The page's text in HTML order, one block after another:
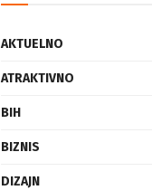
AKTUELNO
ATRAKTIVNO
BIH
BIZNIS
DIZAJN